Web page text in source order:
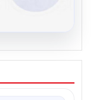
Sanal